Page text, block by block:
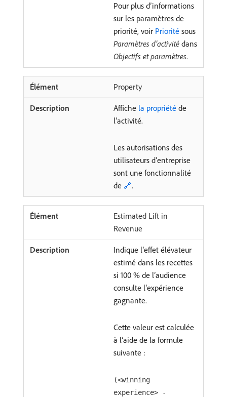
Pour plus d’informations
sur les paramètres de
priorité, voir Priorité sous
Paramètres d’activité dans
Objectifs et paramètres.
Property
Affiche la propriété de
l’activité.
Les autorisations des
utilisateurs d’entreprise
sont une fonctionnalité
de 🔗.
Estimated Lift in
Revenue
Indique l’effet élévateur
estimé dans les recettes
si 100 % de l’audience
consulte l’expérience
gagnante.
Cette valeur est calculée
à l’aide de la formule
suivante :
(<winning
experience> -